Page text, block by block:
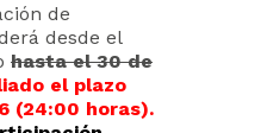
de
desde el
hasta el 30 de
el plazo
(24:00 horas).